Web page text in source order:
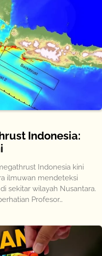
Indonesia:
Indonesia kini
ilmuwan mendeteksi
sekitar wilayah Nusantara.
Profesor…